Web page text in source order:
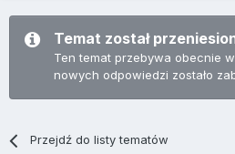
Temat został
Ten temat przebywa obecnie
nowych odpowiedzi zostało
Przejdź do listy tematów